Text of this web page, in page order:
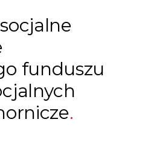
funduszu